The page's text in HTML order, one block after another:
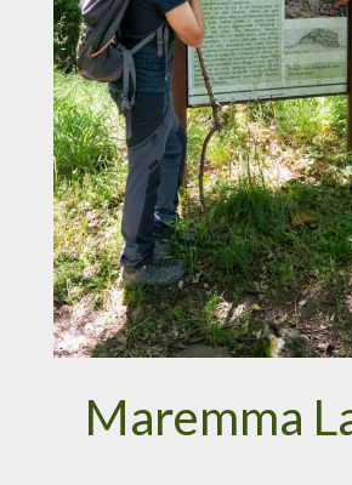
Maremma